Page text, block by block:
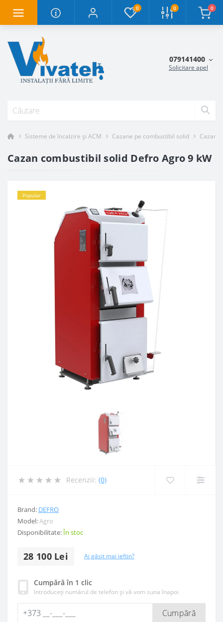
0 0 0
079141400
Solicitare apel
Sisteme de încalzire și ACM Cazane pe combustibil solid
Cazan combustibil solid Defro Agro 9 kW
Popular
Recenzii: (0)
Brand: DEFRO
Model:Agro
Disponibilitate:În stoc
28 100 Lei Ai găsit mai ieftin?
Cumpără în 1 clic
Introduceți numărul de telefon și vă vom suna înapoi
Cumpără